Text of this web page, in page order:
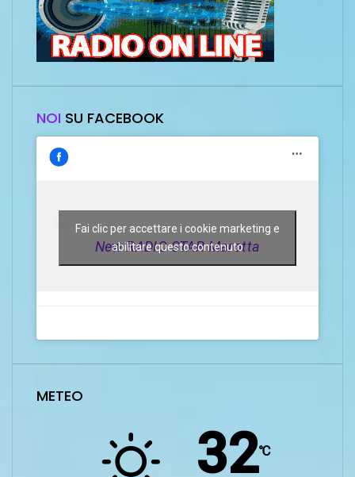
NOI SU FACEBOOK
New RADIO STAR Marotta
Fai clic per accettare i cookie marketing e
abilitare questo contenuto
METEO
32℃